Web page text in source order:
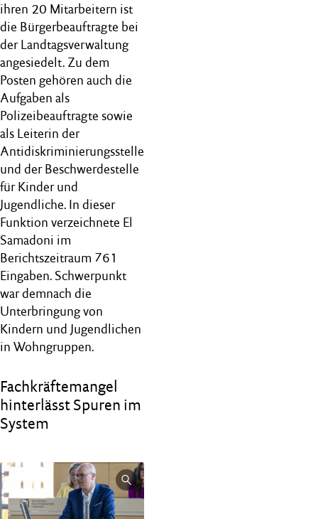
ihren 20 Mitarbeitern ist
die Bürgerbeauftragte bei
der Landtagsverwaltung
angesiedelt. Zu dem
Posten gehören auch die
Aufgaben als
Polizeibeauftragte sowie
als Leiterin der
Antidiskriminierungsstelle
und der Beschwerdestelle
für Kinder und
Jugendliche. In dieser
Funktion verzeichnete El
Samadoni im
Berichtszeitraum 761
Eingaben. Schwerpunkt
war demnach die
Unterbringung von
Kindern und Jugendlichen
in Wohngruppen.
Fachkräftemangel
hinterlässt Spuren im
System